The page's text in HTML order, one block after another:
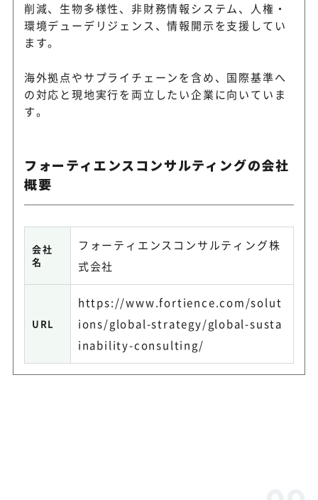
削減、生物多様性、非財務情報システム、人権・
環境デューデリジェンス、情報開示を支援してい
ます。
海外拠点やサプライチェーンを含め、国際基準へ
の対応と現地実行を両立したい企業に向いていま
す。
フォーティエンスコンサルティングの会社
概要
会社
名
フォーティエンスコンサルティング株
式会社
URL
https://www.fortience.com/solut
ions/global-strategy/global-susta
inability-consulting/